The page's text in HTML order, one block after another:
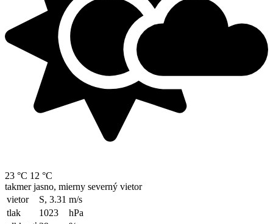
23 °C 12 °C
takmer jasno, mierny severný vietor
vietor
S, 3.31 m/s
tlak
1023
hPa